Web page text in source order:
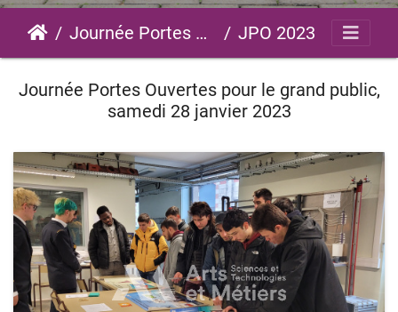
Journée Portes Ouvertes JPO 2023
Journée Portes Ouvertes pour le grand public,
samedi 28 janvier 2023